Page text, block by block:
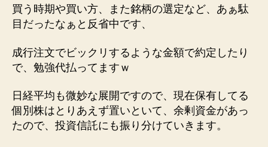
買う時期や買い方、また銘柄の選定など、あぁ駄
目だったなぁと反省中です、
成行注文でビックリするような金額で約定したり
で、勉強代払ってますｗ
日経平均も微妙な展開ですので、現在保有してる
個別株はとりあえず置いといて、余剰資金があっ
たので、投資信託にも振り分けていきます。